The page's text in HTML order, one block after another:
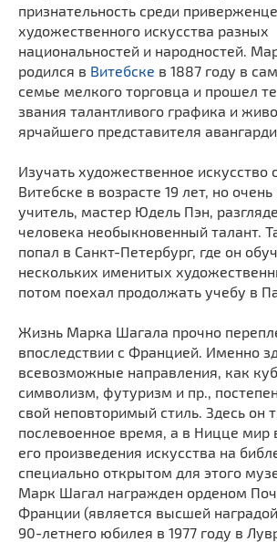
признательность среди
художественного искусства разных
национальностей и народностей.
родился в Витебске в 1887 году в
семье мелкого торговца и прошел
звания талантливого графика и
ярчайшего представителя
Изучать художественное искусство
Витебске в возрасте 19 лет, но
учитель, мастер Юдель Пэн,
человека необыкновенный талант.
попал в Санкт-Петербург, где он
нескольких именитых
потом поехал продолжать учебу в
Жизнь Марка Шагала прочно
впоследствии с Францией. Именно
всевозможные направления, как
символизм, футуризм и пр.,
свой неповторимый стиль. Здесь он
послевоенное время, а в Ницце мир
его произведения искусства на
специально открытом для этого
Марк Шагал награжден орденом
Франции (является высшей
90-летнего юбилея в 1977 году в